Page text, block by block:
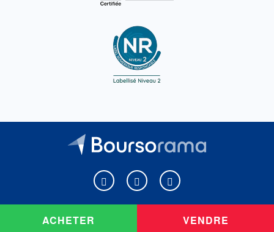
ACHETER VENDRE
Boursorama sur Facebook
Boursorama sur XBoursorama sur